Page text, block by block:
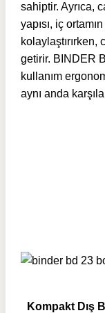
sahiptir. Ayrıca,
yapısı, iç
getirir. BINDER
kullanım
aynı anda
Kompakt Dış